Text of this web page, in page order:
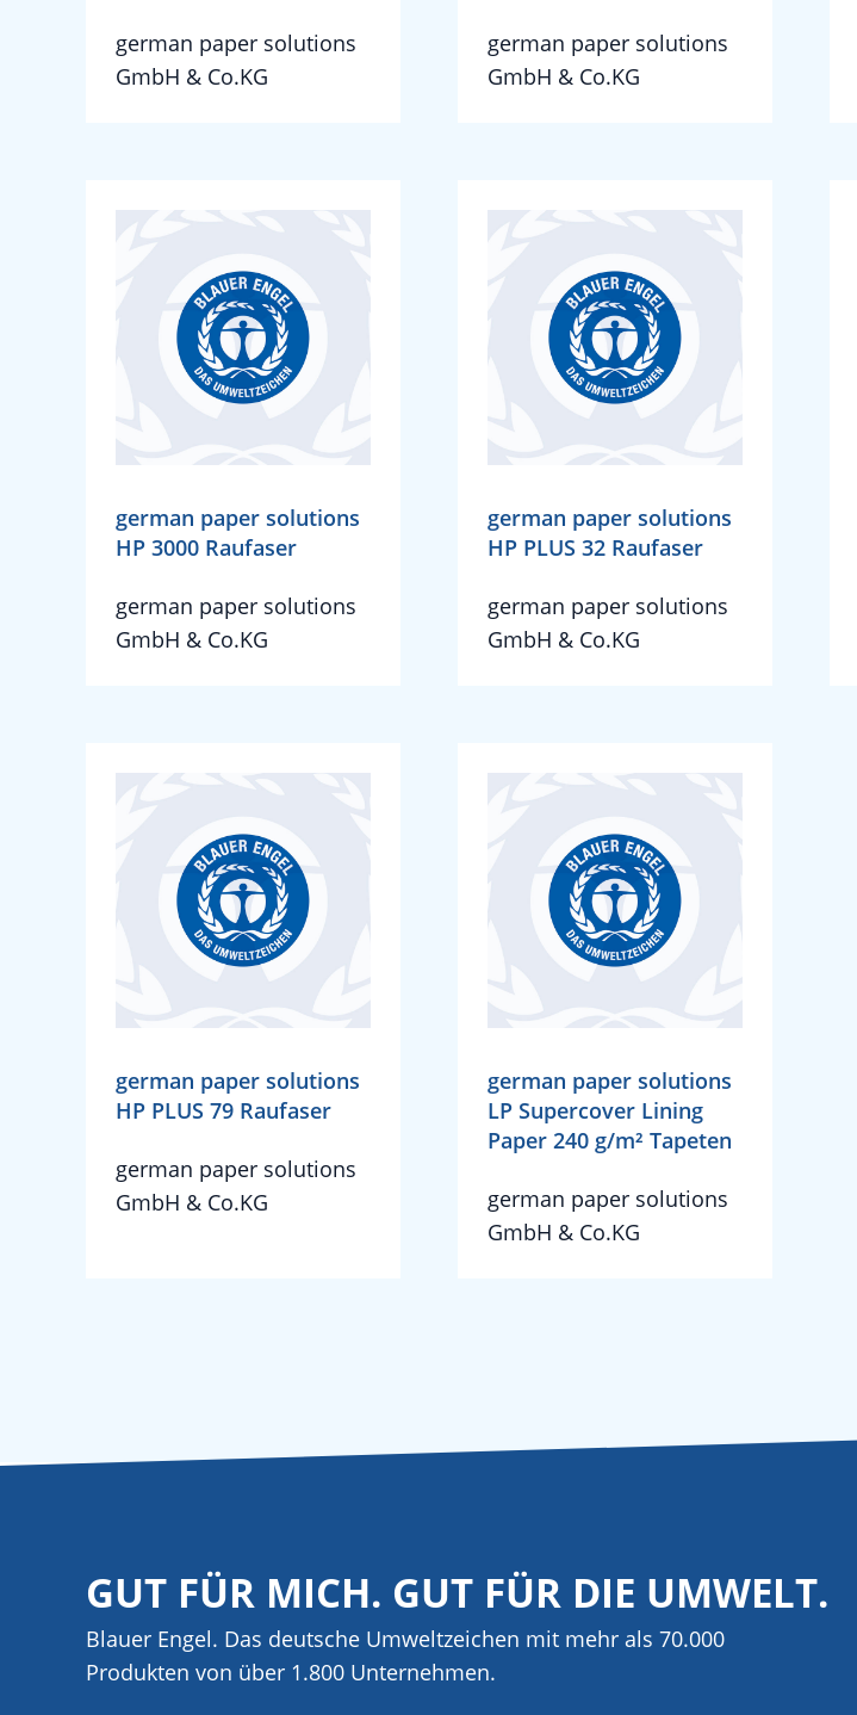
german paper solutions
GmbH & Co.KG
german paper solutions
GmbH & Co.KG
german paper solutions
HP 3000 Raufaser
german paper solutions
GmbH & Co.KG
german paper solutions
HP PLUS 32 Raufaser
german paper solutions
GmbH & Co.KG
german paper solutions
HP PLUS 79 Raufaser
german paper solutions
GmbH & Co.KG
german paper solutions
LP Supercover Lining
Paper 240 g/m² Tapeten
german paper solutions
GmbH & Co.KG
GUT FÜR MICH. GUT FÜR DIE UMWELT.
Blauer Engel. Das deutsche Umweltzeichen mit mehr als 70.000
Produkten von über 1.800 Unternehmen.